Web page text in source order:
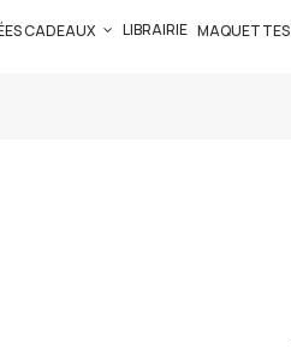
CADEAUX LIBRAIRIE MAQUETTES